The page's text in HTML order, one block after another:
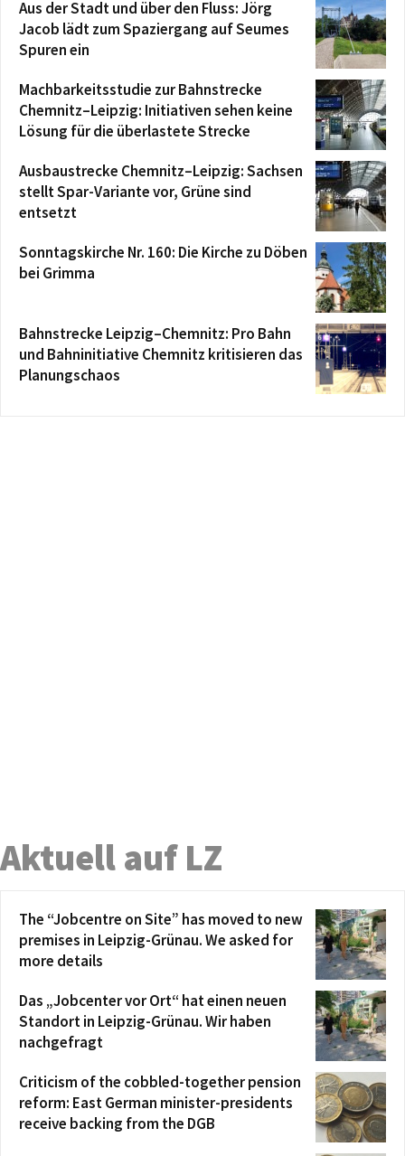
Aus der Stadt und über den Fluss: Jörg
Jacob lädt zum Spaziergang auf Seumes
Spuren ein
Machbarkeitsstudie zur Bahnstrecke
Chemnitz–Leipzig: Initiativen sehen keine
Lösung für die überlastete Strecke
Ausbaustrecke Chemnitz–Leipzig: Sachsen
stellt Spar-Variante vor, Grüne sind
entsetzt
Sonntagskirche Nr. 160: Die Kirche zu Döben
bei Grimma
Bahnstrecke Leipzig–Chemnitz: Pro Bahn
und Bahninitiative Chemnitz kritisieren das
Planungschaos
Aktuell auf LZ
The “Jobcentre on Site” has moved to new
premises in Leipzig-Grünau. We asked for
more details
Das „Jobcenter vor Ort“ hat einen neuen
Standort in Leipzig-Grünau. Wir haben
nachgefragt
Criticism of the cobbled-together pension
reform: East German minister-presidents
receive backing from the DGB